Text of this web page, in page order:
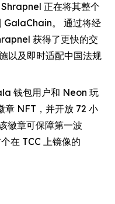
正在将其整个
GalaChain。 通过将经
获得了更快的交
以及即时适配中国法规
钱包用户和 Neon 玩
章 NFT，并开放 72 小
徽章可保障第一波
在 TCC 上镜像的